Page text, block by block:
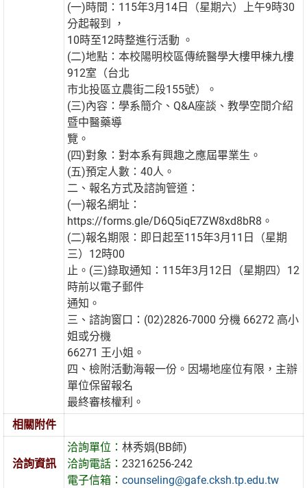
(一)時間：115年3月14日（星期六）上午9時30
分起報到 ，
10時至12時整進行活動 。
(二)地點：本校陽明校區傳統醫學大樓甲棟九樓
912室（台北
市北投區立農街二段155號）。
(三)內容：學系簡介、Q&A座談、教學空間介紹
暨中醫藥導
覽。
(四)對象：對本系有興趣之應屆畢業生。
(五)預定人數：40人。
二、報名方式及諮詢管道：
(一)報名網址：
https://forms.gle/D6Q5iqE7ZW8xd8bR8。
(二)報名期限：即日起至115年3月11日（星期
三）12時00
止。(三)錄取通知：115年3月12日（星期四）12
時前以電子郵件
通知。
三、諮詢窗口：(02)2826-7000 分機 66272 高小
姐或分機
66271 王小姐。
四、檢附活動海報一份。因場地座位有限，主辦
單位保留報名
最終審核權利。
相關附件
洽詢資訊
洽詢單位：林秀娟(BB師)
洽詢電話：23216256-242
電子信箱：counseling@gafe.cksh.tp.edu.tw